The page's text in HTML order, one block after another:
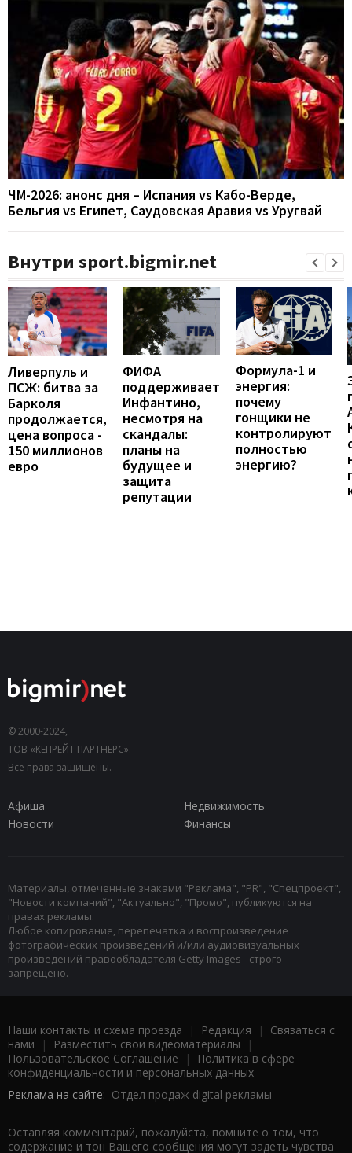
ЧМ-2026: анонс дня – Испания vs Кабо-Верде,
Бельгия vs Египет, Саудовская Аравия vs Уругвай
Внутри sport.bigmir.net
Ливерпуль и
ПСЖ: битва за
Барколя
продолжается,
цена вопроса -
150 миллионов
евро
ФИФА
поддерживает
Инфантино,
несмотря на
скандалы:
планы на
будущее и
защита
репутации
Формула-1 и
энергия:
почему
гонщики не
контролируют
полностью
энергию?
© 2000-2024,
ТОВ «КЕПРЕЙТ ПАРТНЕРС».
Все права защищены.
Афиша
Недвижимость
Новости
Финансы
Материалы, отмеченные знаками "Реклама", "PR", "Спецпроект",
"Новости компаний", "Актуально", "Промо", публикуются на
правах рекламы.
Любое копирование, перепечатка и воспроизведение
фотографических произведений и/или аудиовизуальных
произведений правообладателя Getty Images - строго
запрещено.
Наши контакты и схема проезда | Редакция | Связаться с
нами | Разместить свои видеоматериалы |
Пользовательское Соглашение |
Политика в сфере
конфиденциальности и персональных данных
Реклама на сайте: Отдел продаж digital рекламы
Оставляя комментарий, пожалуйста, помните о том, что
содержание и тон Вашего сообщения могут задеть чувства